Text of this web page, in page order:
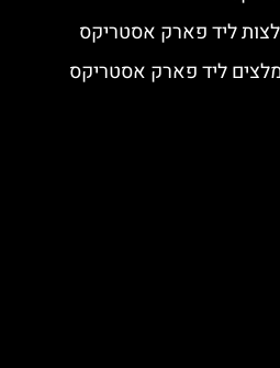
ליד פארק אסטריקס
ליד פארק אסטריקס